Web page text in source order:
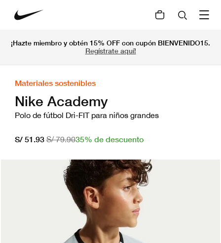
¡Hazte miembro y obtén 15% OFF con cupón BIENVENIDO15.
Regístrate aquí!
Materiales sostenibles
Nike Academy
Polo de fútbol Dri-FIT para niños grandes
S/ 51.93 S/ 79.9035% de descuento